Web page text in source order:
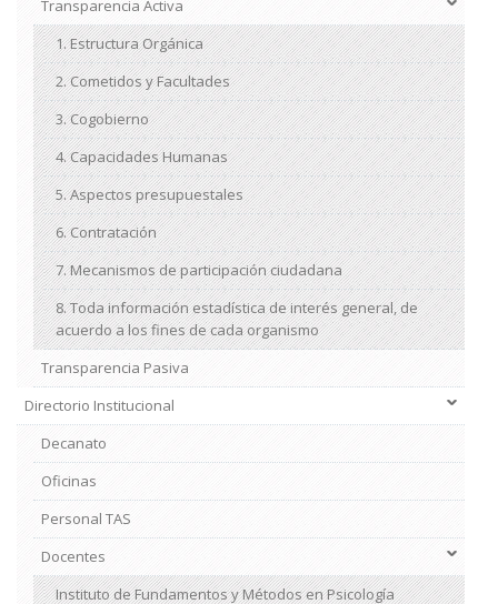
Transparencia Activa
1. Estructura Orgánica
2. Cometidos y Facultades
3. Cogobierno
4. Capacidades Humanas
5. Aspectos presupuestales
6. Contratación
7. Mecanismos de participación ciudadana
8. Toda información estadística de interés general, de
acuerdo a los fines de cada organismo
Transparencia Pasiva
Directorio Institucional
Decanato
Oficinas
Personal TAS
Docentes
Instituto de Fundamentos y Métodos en Psicología